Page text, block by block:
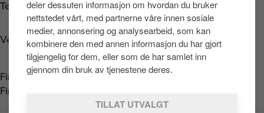
deler dessuten informasjon om hvordan du bruker
nettstedet vårt, med partnerne våre innen sosiale
medier, annonsering og analysearbeid, som kan
kombinere den med annen informasjon du har gjort
tilgjengelig for dem, eller som de har samlet inn
gjennom din bruk av tjenestene deres.
TILLAT UTVALGT
d
n
o
l
Telefon: +4747686046
Veibeskrivelse
Finn oss i
Finn oss i